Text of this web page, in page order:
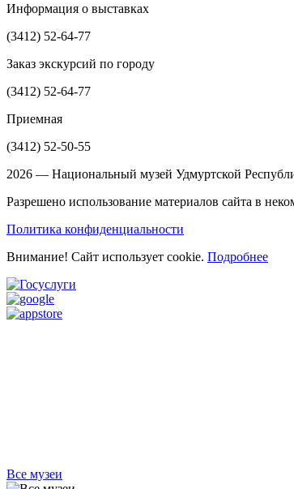
Информация о выставках
(3412) 52-64-77
Заказ экскурсий по городу
(3412) 52-64-77
Приемная
(3412) 52-50-55
2026 — Национальный музей Удмуртской
Разрешено использование материалов сайта в
Политика конфиденциальности
Внимание! Сайт использует cookie. Подробнее
Все музеи